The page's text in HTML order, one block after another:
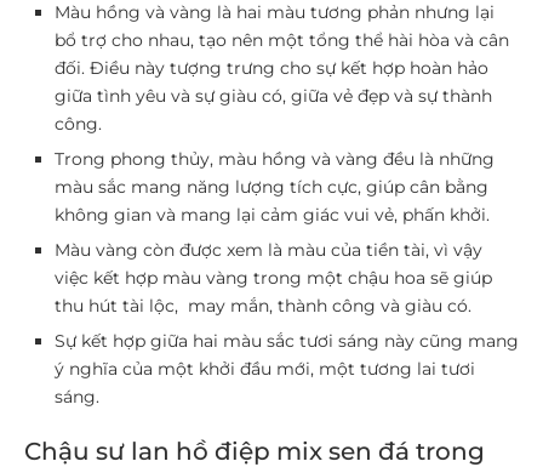
Màu hồng và vàng là hai màu tương phản nhưng lại
bổ trợ cho nhau, tạo nên một tổng thể hài hòa và cân
đối. Điều này tượng trưng cho sự kết hợp hoàn hảo
giữa tình yêu và sự giàu có, giữa vẻ đẹp và sự thành
công.
Trong phong thủy, màu hồng và vàng đều là những
màu sắc mang năng lượng tích cực, giúp cân bằng
không gian và mang lại cảm giác vui vẻ, phấn khởi.
Màu vàng còn được xem là màu của tiền tài, vì vậy
việc kết hợp màu vàng trong một chậu hoa sẽ giúp
thu hút tài lộc, may mắn, thành công và giàu có.
Sự kết hợp giữa hai màu sắc tươi sáng này cũng mang
ý nghĩa của một khởi đầu mới, một tương lai tươi
sáng.
Chậu sư lan hồ điệp mix sen đá trong